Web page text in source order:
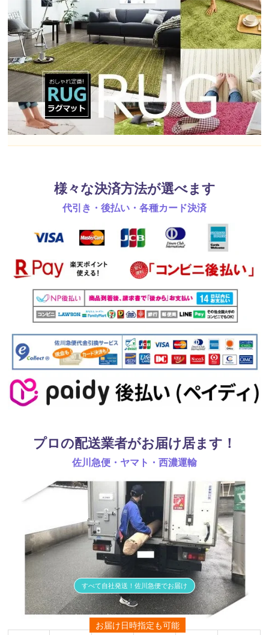
様々な決済方法が選べます
代引き・後払い・各種カード決済
プロの配送業者がお届け居ます！
佐川急便・ヤマト・西濃運輸
すべて自社発送！佐川急便でお届け
お届け日時指定も可能